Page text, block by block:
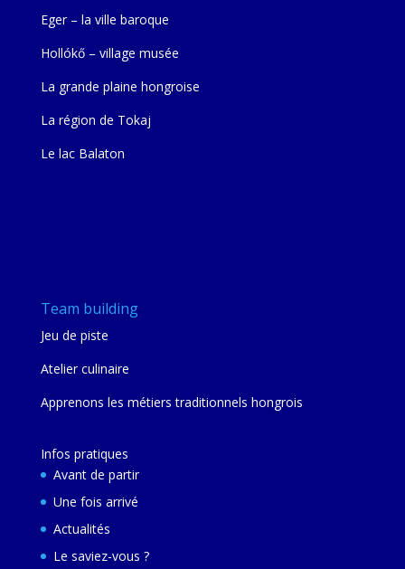
Eger – la ville baroque
Hollókő – village musée
La grande plaine hongroise
La région de Tokaj
Le lac Balaton
Team building
Jeu de piste
Atelier culinaire
Apprenons les métiers traditionnels hongrois
Infos pratiques
Avant de partir
Une fois arrivé
Actualités
Le saviez-vous ?